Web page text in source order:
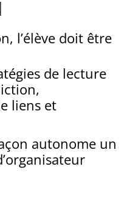
l’élève doit être
de lecture
liens et
autonome un